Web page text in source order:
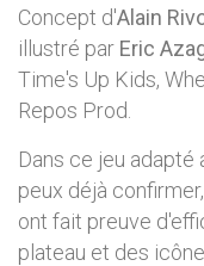
Concept d'Alain
illustré par Eric
Time's Up Kids,
Repos Prod.
Dans ce jeu adapté
peux déjà
ont fait preuve
plateau et des